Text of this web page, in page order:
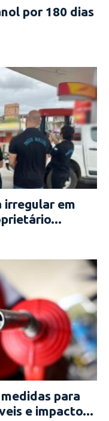
por 180 dias
irregular em
para
e impacto...